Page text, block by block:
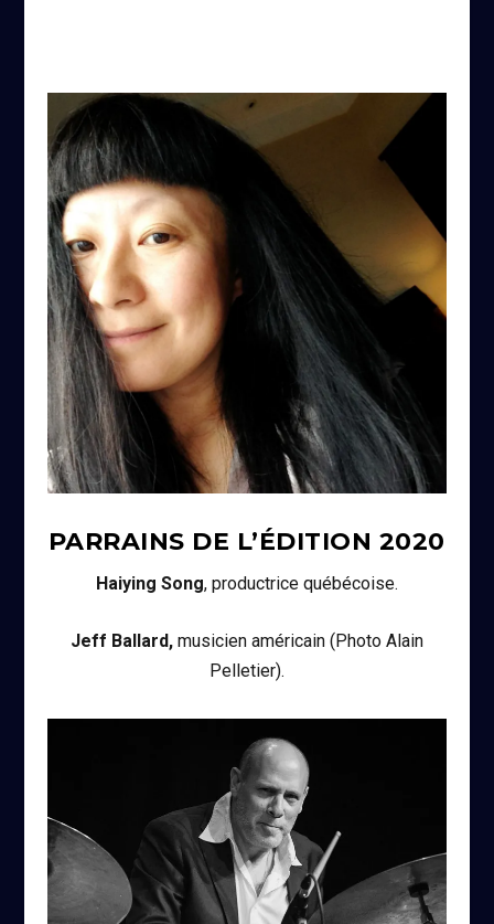
PARRAINS DE L’ÉDITION 2020
Haiying Song, productrice québécoise.
Jeff Ballard,musicien américain (Photo Alain
Pelletier).